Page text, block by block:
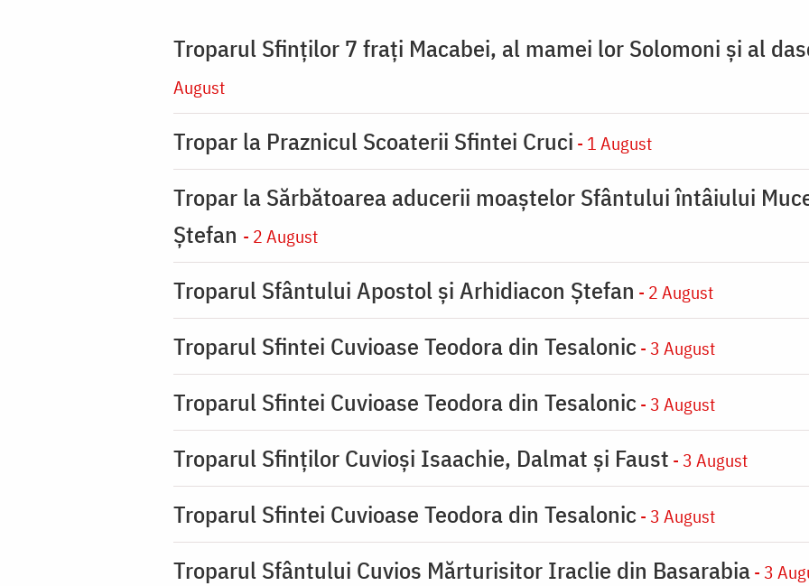
Troparul Sfinţilor 7 fraţi Macabei, al mamei lor Solomoni şi al
August
Tropar la Praznicul Scoaterii Sfintei Cruci - 1 August
Tropar la Sărbătoarea aducerii moaştelor Sfântului întâiului
Ştefan - 2 August
Troparul Sfântului Apostol și Arhidiacon Ștefan - 2 August
Troparul Sfintei Cuvioase Teodora din Tesalonic - 3 August
Troparul Sfintei Cuvioase Teodora din Tesalonic - 3 August
Troparul Sfinţilor Cuvioşi Isaachie, Dalmat şi Faust - 3 August
Troparul Sfintei Cuvioase Teodora din Tesalonic - 3 August
Troparul Sfântului Cuvios Mărturisitor Iraclie din Basarabia- 3